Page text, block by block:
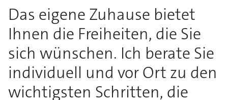
Das eigene Zuhause bietet
Ihnen die Freiheiten, die Sie
sich wünschen. Ich berate Sie
individuell und vor Ort zu den
wichtigsten Schritten, die